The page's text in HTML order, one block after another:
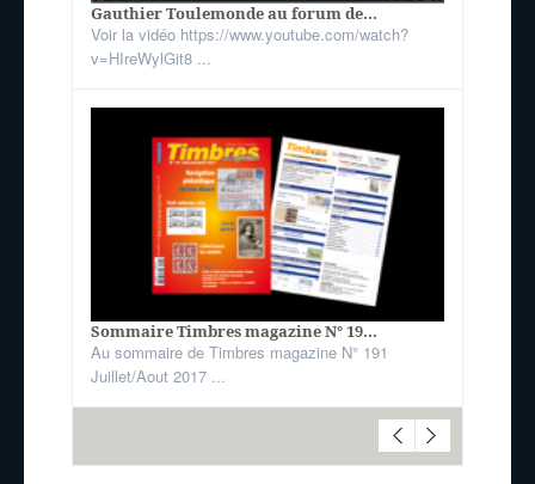
Gauthier Toulemonde au forum de...
Voir la vidéo https://www.youtube.com/watch?
v=HIreWylGit8 ...
Sommaire Timbres magazine N° 19...
Au sommaire de Timbres magazine N° 191
Juillet/Aout 2017 ...